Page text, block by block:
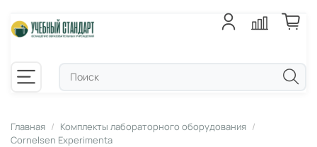
Главная
Комплекты лабораторного оборудования
Cornelsen Experimenta